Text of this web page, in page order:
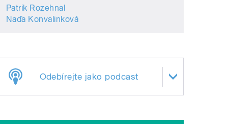
Patrik Rozehnal
Naďa Konvalinková
Odebírejte jako podcast